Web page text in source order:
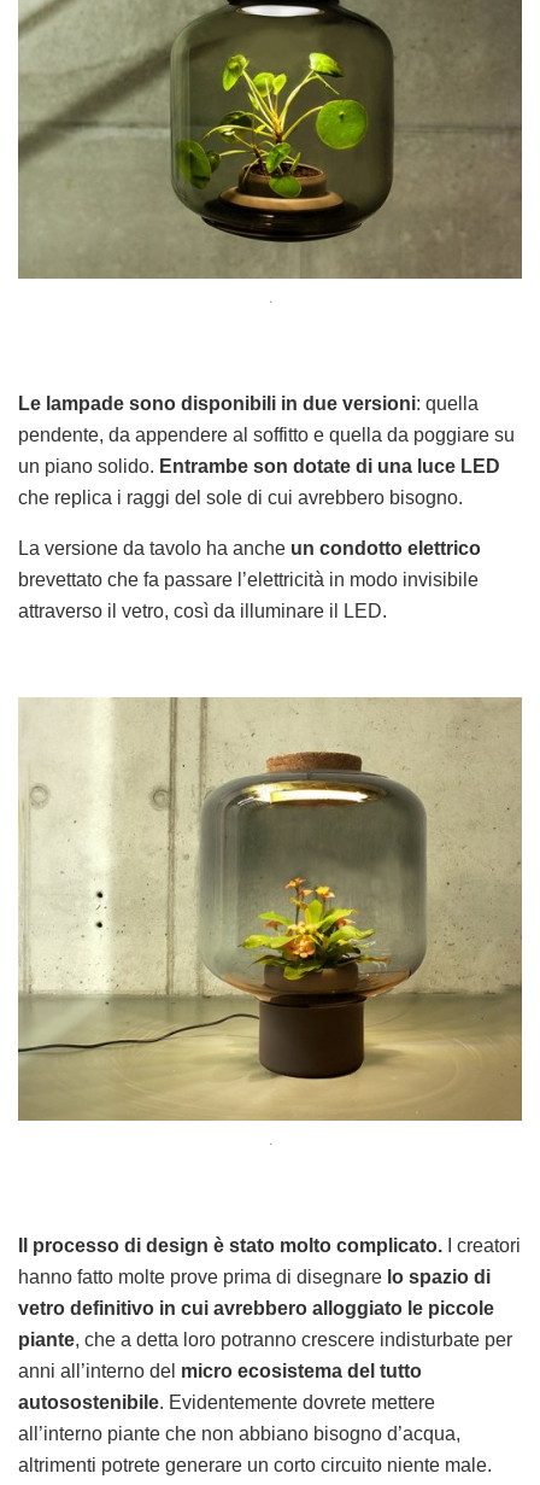
.
Le lampade sono disponibili in due versioni: quella
pendente, da appendere al soffitto e quella da poggiare su
un piano solido. Entrambe son dotate di una luce LED
che replica i raggi del sole di cui avrebbero bisogno.
La versione da tavolo ha anche un condotto elettrico
brevettato che fa passare l’elettricità in modo invisibile
attraverso il vetro, così da illuminare il LED.
.
Il processo di design è stato molto complicato. I creatori
hanno fatto molte prove prima di disegnare lo spazio di
vetro definitivo in cui avrebbero alloggiato le piccole
piante, che a detta loro potranno crescere indisturbate per
anni all’interno del micro ecosistema del tutto
autosostenibile. Evidentemente dovrete mettere
all’interno piante che non abbiano bisogno d’acqua,
altrimenti potrete generare un corto circuito niente male.